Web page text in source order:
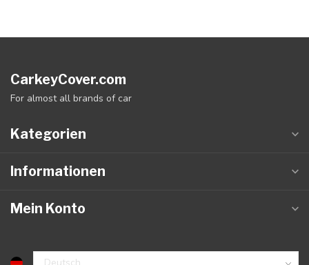
CarkeyCover.com
For almost all brands of car
Kategorien
Informationen
Mein Konto